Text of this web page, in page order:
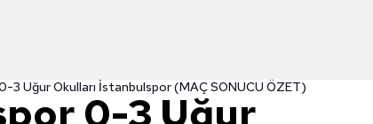
3 Uğur Okulları İstanbulspor (MAÇ SONUCU ÖZET)
0-3 Uğur